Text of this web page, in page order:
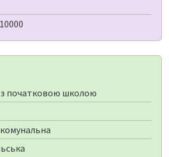
10000
з початковою школою
комунальна